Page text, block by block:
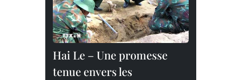
Hai Le – Une promesse
tenue envers les